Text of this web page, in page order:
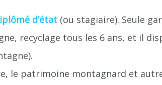
d’état (ou stagiaire). Seule
recyclage tous les 6 ans, et il
le patrimoine montagnard et